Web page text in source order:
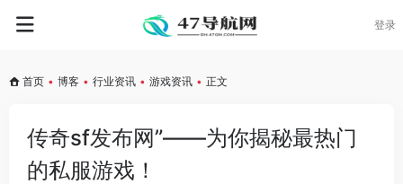
登录
首页 • 博客 • 行业资讯 • 游戏资讯 • 正文
传奇sf发布网”——为你揭秘最热门
的私服游戏！